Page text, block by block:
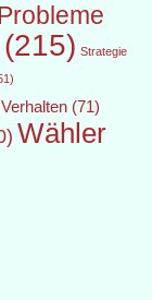
(215) Strategie
Verhalten (71)
Wähler